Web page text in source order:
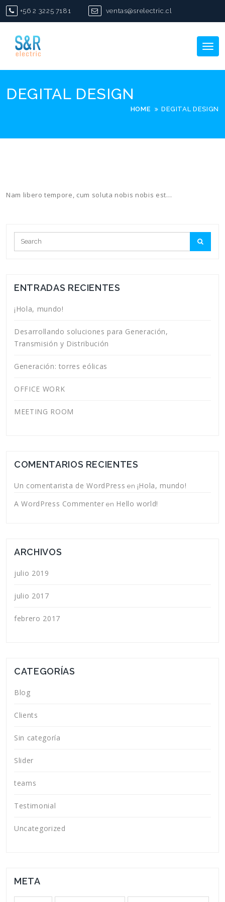
Skip
+56 2 3225 7181 ventas@srelectric.cl
DEGITAL DESIGN
HOME DEGITAL DESIGN
Nam libero tempore, cum soluta nobis nobis est…
ENTRADAS RECIENTES
¡Hola, mundo!
Desarrollando soluciones para Generación,
Transmisión y Distribución
Generación: torres eólicas
OFFICE WORK
MEETING ROOM
COMENTARIOS RECIENTES
Un comentarista de WordPress en ¡Hola, mundo!
A WordPress Commenter en Hello world!
ARCHIVOS
julio 2019
julio 2017
febrero 2017
CATEGORÍAS
Blog
Clients
Sin categoría
Slider
teams
Testimonial
Uncategorized
META